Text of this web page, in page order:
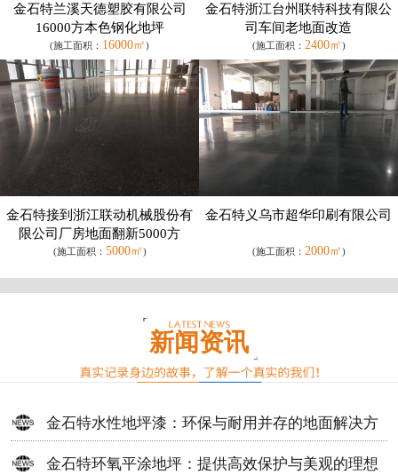
金石特兰溪天德塑胶有限公司
16000方本色钢化地坪
(施工面积： 16000㎡)
金石特浙江台州联特科技有限公
司车间老地面改造
(施工面积： 2400㎡)
金石特接到浙江联动机械股份有
限公司厂房地面翻新5000方
(施工面积： 5000㎡)
金石特义乌市超华印刷有限公司
(施工面积： 2000㎡)
新闻资讯
金石特水性地坪漆：环保与耐用并存的地面解决方
案
金石特环氧平涂地坪：提供高效保护与美观的理想